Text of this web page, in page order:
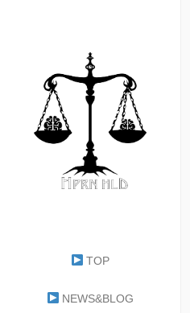
TOP
NEWS&BLOG